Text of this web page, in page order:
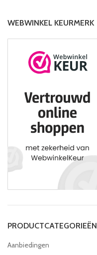
WEBWINKEL KEURMERK
PRODUCTCATEGORIEËN
Aanbiedingen